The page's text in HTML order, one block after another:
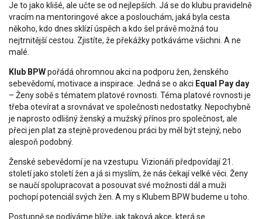
Je to jako klišé, ale učte se od nejlepších. Já se do klubu pravidelně
vracím na mentoringové akce a poslouchám, jaká byla cesta
někoho, kdo dnes sklízí úspěch a kdo šel právě možná tou
nejtrnitější cestou. Zjistíte, že překážky potkáváme všichni. A ne
malé.
Klub BPWpořádá ohromnou akci na podporu žen, ženského
sebevědomí, motivace a inspirace. Jedná se o akci Equal Pay day
– Ženy sobě s tématem platové rovnosti. Téma platové rovnosti je
třeba otevírat a srovnávat ve společnosti nedostatky. Nepochybně
je naprosto odlišný ženský a mužský přínos pro společnost, ale
přeci jen plat za stejně provedenou práci by měl být stejný, nebo
alespoň podobný.
Ženské sebevědomí je na vzestupu. Vizionáři předpovídají 21.
století jako století žen a já si myslím, že nás čekají velké věci. Ženy
se naučí spolupracovat a posouvat své možnosti dál a muži
pochopí potenciál svých žen. A my s Klubem BPW budeme u toho.
Postupně se podíváme blíže, jak taková akce, která se